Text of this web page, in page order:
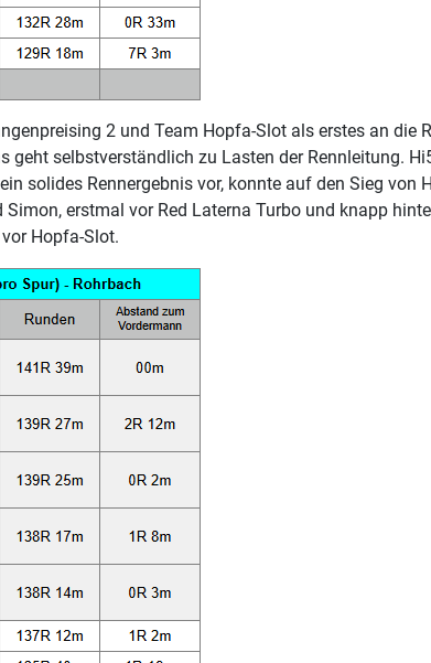
2 und Team Hopfa-Slot als erstes an
selbstverständlich zu Lasten der Rennleitung.
solides Rennergebnis vor, konnte auf den Sieg
erstmal vor Red Laterna Turbo und knapp
Hopfa-Slot.